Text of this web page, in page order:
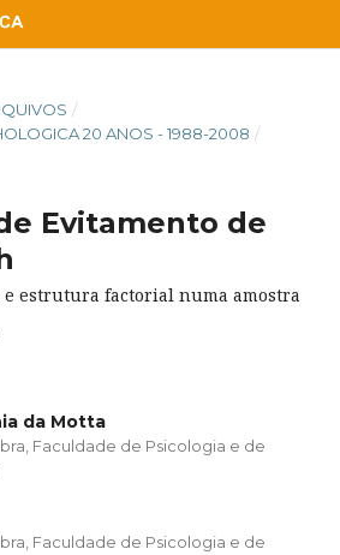
/
20 ANOS - 1988-2008 /
Evitamento de
e estrutura factorial numa amostra
da Motta
Faculdade de Psicologia e de
Faculdade de Psicologia e de